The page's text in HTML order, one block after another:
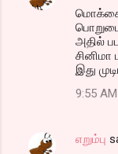
t
மொக்கை
அதில்
இது
9:55 AM
எறும்பு